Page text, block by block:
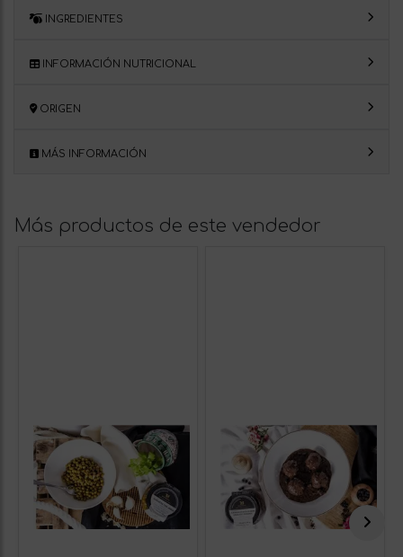
INGREDIENTES
INFORMACIÓN NUTRICIONAL
ORIGEN
MÁS INFORMACIÓN
Más productos de este vendedor